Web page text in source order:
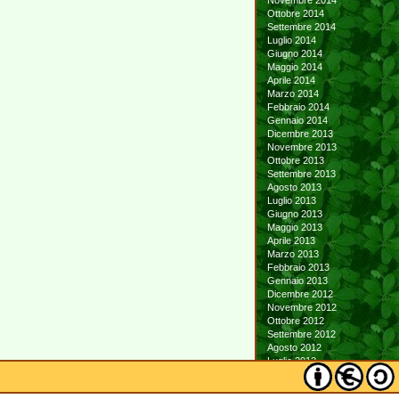
Ottobre 2014
Settembre 2014
Luglio 2014
Giugno 2014
Maggio 2014
Aprile 2014
Marzo 2014
Febbraio 2014
Gennaio 2014
Dicembre 2013
Novembre 2013
Ottobre 2013
Settembre 2013
Agosto 2013
Luglio 2013
Giugno 2013
Maggio 2013
Aprile 2013
Marzo 2013
Febbraio 2013
Gennaio 2013
Dicembre 2012
Novembre 2012
Ottobre 2012
Settembre 2012
Agosto 2012
Luglio 2012
Giugno 2012
Maggio 2012